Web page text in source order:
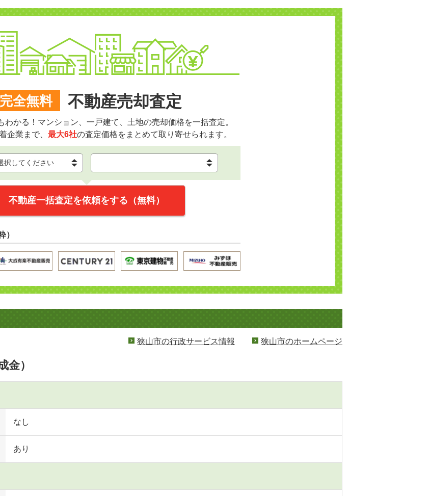
完全無料 不動産売却査定
わかる！マンション、一戸建て、土地の売却価格を一括査定。
企業まで、 最大6社の査定価格をまとめて取り寄せられます。
不動産一括査定を依頼をする（無料）
）
狭山市の行政サービス情報 狭山市のホームページ
金）
なし
あり